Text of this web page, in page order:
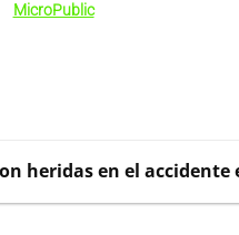
MicroPublic
heridas en el accidente